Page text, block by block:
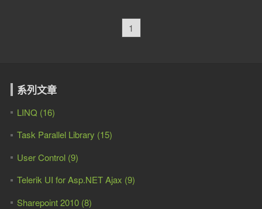
1
系列文章
LINQ (16)
Task Parallel Library (15)
User Control (9)
Telerik UI for Asp.NET Ajax (9)
Sharepoint 2010 (8)